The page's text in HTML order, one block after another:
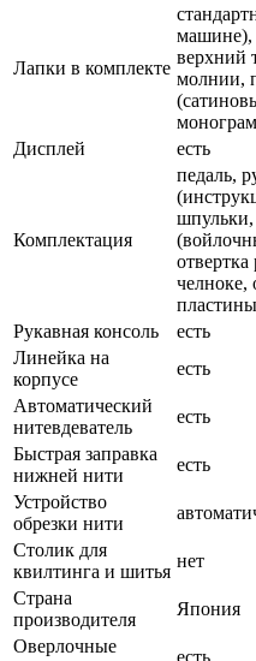
Лапки в комплекте
машине),
верхний
молнии,
Дисплей
есть
Комплектация
педаль,
шпульки,
челноке,
Рукавная консоль
есть
Линейка на
корпусе
есть
Автоматический
нитевдеватель
есть
Быстрая заправка
нижней нити
есть
Устройство
обрезки нити
Столик для
квилтинга и шитья
нет
Страна
производителя
Япония
Оверлочные